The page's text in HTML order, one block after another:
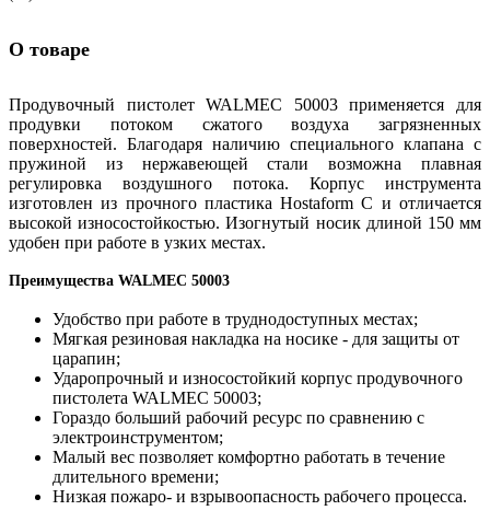
О товаре
Продувочный пистолет WALMEC 50003 применяется для
продувки потоком сжатого воздуха загрязненных
поверхностей. Благодаря наличию специального клапана с
пружиной из нержавеющей стали возможна плавная
регулировка воздушного потока. Корпус инструмента
изготовлен из прочного пластика Hostaform C и отличается
высокой износостойкостью. Изогнутый носик длиной 150 мм
удобен при работе в узких местах.
Преимущества WALMEC 50003
Удобство при работе в труднодоступных местах;
Мягкая резиновая накладка на носике - для защиты от
царапин;
Ударопрочный и износостойкий корпус продувочного
пистолета WALMEC 50003;
Гораздо больший рабочий ресурс по сравнению с
электроинструментом;
Малый вес позволяет комфортно работать в течение
длительного времени;
Низкая пожаро- и взрывоопасность рабочего процесса.